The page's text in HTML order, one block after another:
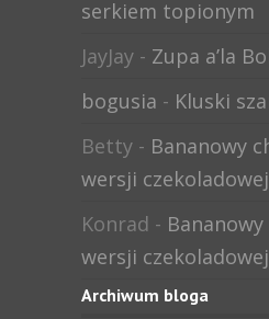
serkiem topionym
JayJay - Zupa a’la
bogusia - Kluski
Betty - Bananowy
wersji czekoladowej
Konrad -
wersji czekoladowej
Archiwum bloga